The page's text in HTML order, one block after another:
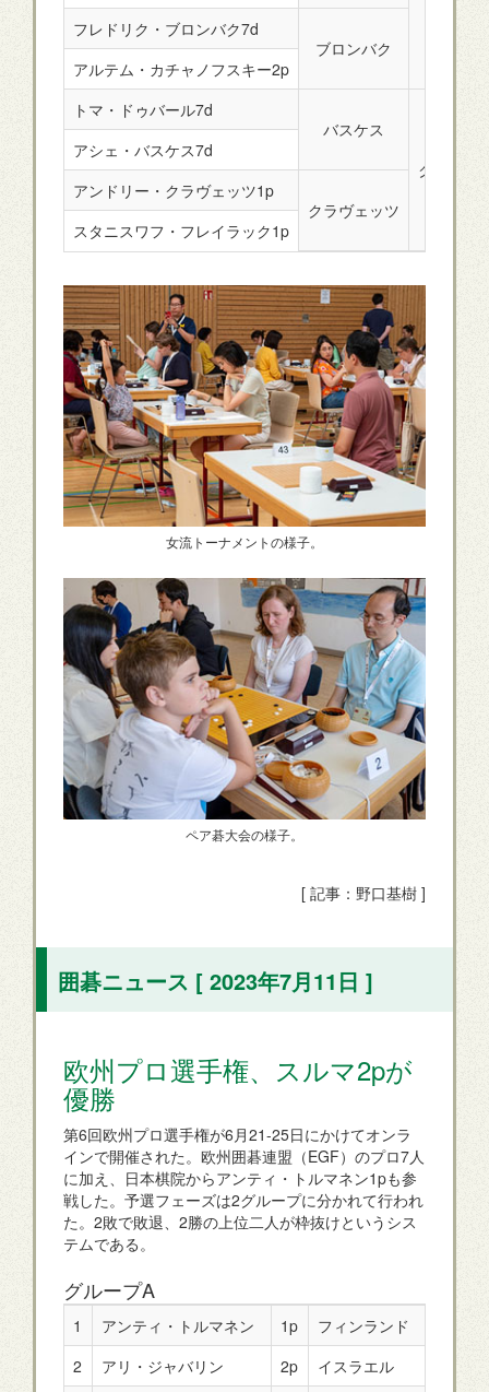
フレドリク・ブロンバク7d
ブロンバク
アルテム・カチャノフスキー2p
トマ・ドゥバール7d
バスケス
クラヴェ
アシェ・バスケス7d
アンドリー・クラヴェッツ1p
クラヴェッツ
スタニスワフ・フレイラック1p
女流トーナメントの様子。
ペア碁大会の様子。
[ 記事：野口基樹 ]
囲碁ニュース [ 2023年7月11日 ]
欧州プロ選手権、スルマ2pが
優勝
第6回欧州プロ選手権が6月21-25日にかけてオンラ
インで開催された。欧州囲碁連盟（EGF）のプロ7人
に加え、日本棋院からアンティ・トルマネン1pも参
戦した。予選フェーズは2グループに分かれて行われ
た。2敗で敗退、2勝の上位二人が枠抜けというシス
テムである。
グループA
1 アンティ・トルマネン 1p
フィンランド
2
アリ・ジャバリン 2p イスラエル